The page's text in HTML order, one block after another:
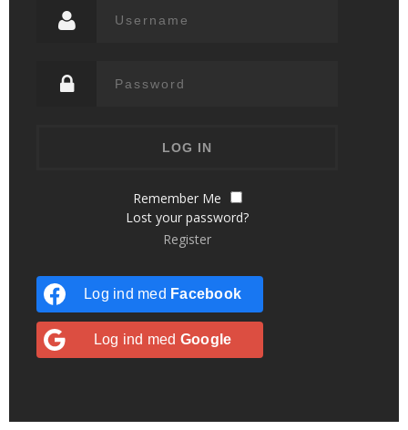
Remember Me
Lost your password?
Register
Log ind med Facebook
Log ind med Google